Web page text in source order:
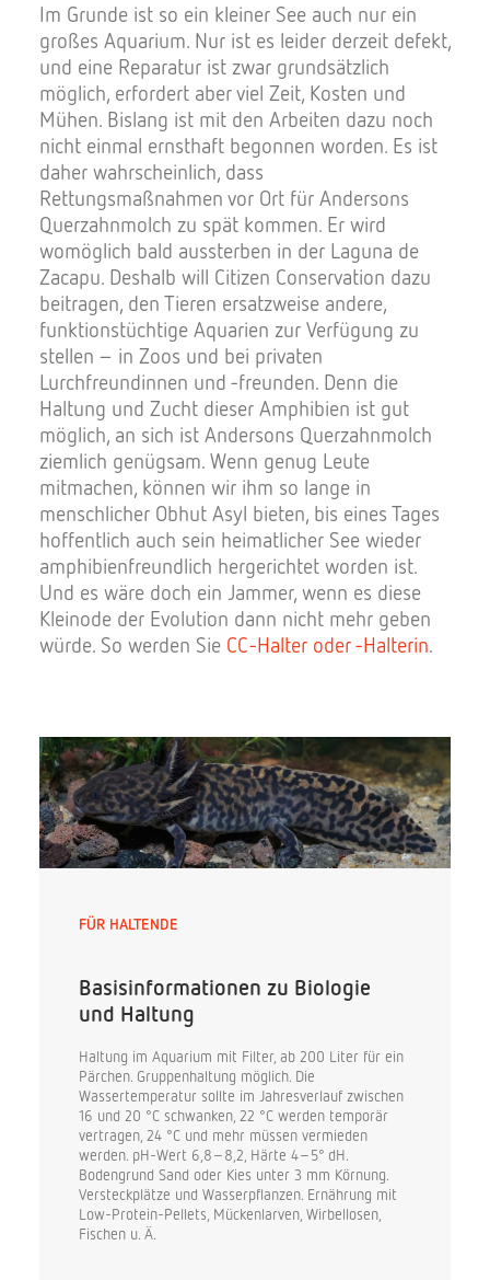
Im Grunde ist so ein kleiner See auch nur ein
großes Aquarium. Nur ist es leider derzeit defekt,
und eine Reparatur ist zwar grundsätzlich
möglich, erfordert aber viel Zeit, Kosten und
Mühen. Bislang ist mit den Arbeiten dazu noch
nicht einmal ernsthaft begonnen worden. Es ist
daher wahrscheinlich, dass
Rettungsmaßnahmen vor Ort für Andersons
Querzahnmolch zu spät kommen. Er wird
womöglich bald aussterben in der Laguna de
Zacapu. Deshalb will Citizen Conservation dazu
beitragen, den Tieren ersatzweise andere,
funktionstüchtige Aquarien zur Verfügung zu
stellen – in Zoos und bei privaten
Lurchfreundinnen und -freunden. Denn die
Haltung und Zucht dieser Amphibien ist gut
möglich, an sich ist Andersons Querzahnmolch
ziemlich genügsam. Wenn genug Leute
mitmachen, können wir ihm so lange in
menschlicher Obhut Asyl bieten, bis eines Tages
hoffentlich auch sein heimatlicher See wieder
amphibienfreundlich hergerichtet worden ist.
Und es wäre doch ein Jammer, wenn es diese
Kleinode der Evolution dann nicht mehr geben
würde. So werden Sie CC-Halter oder -Halterin.
FÜR HALTENDE
Basisinformationen zu Biologie
und Haltung
Haltung im Aquarium mit Filter, ab 200 Liter für ein
Pärchen. Gruppenhaltung möglich. Die
Wassertemperatur sollte im Jahresverlauf zwischen
16 und 20 °C schwanken, 22 °C werden temporär
vertragen, 24 °C und mehr müssen vermieden
werden. pH-Wert 6,8–8,2, Härte 4–5° dH.
Bodengrund Sand oder Kies unter 3 mm Körnung.
Versteckplätze und Wasserpflanzen. Ernährung mit
Low-Protein-Pellets, Mückenlarven, Wirbellosen,
Fischen u. Ä.